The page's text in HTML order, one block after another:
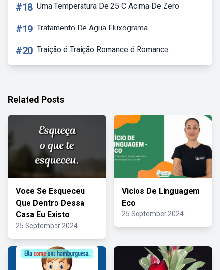
#18 Uma Temperatura De 25 C Acima De Zero
#19 Tratamento De Agua Fluxograma
#20 Traição é Traição Romance é Romance
Related Posts
Voce Se Esqueceu
Que Dentro Dessa
Casa Eu Existo
25 September 2024
Vicios De Linguagem
Eco
25 September 2024